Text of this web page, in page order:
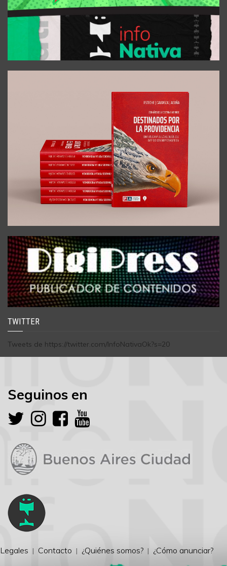
TWITTER
Tweets de https://twitter.com/InfoNativaOk?s=20
Seguinos en
Legales Contacto ¿Quiénes somos? ¿Cómo anunciar?